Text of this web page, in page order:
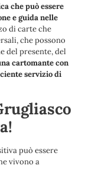
che può essere
e guida nelle
di carte che
che possono
del presente, del
cartomante con
servizio di
può essere
vivono a